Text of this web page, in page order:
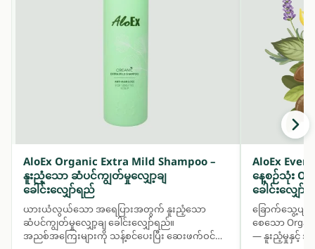
AloEx Organic Extra Mild Shampoo –
နူးညံ့သော ဆံပင်ကျွတ်မှုလျှော့ချ
ခေါင်းလျှော်ရည်
ယားယံလွယ်သော အရေပြားအတွက် နူးညံ့သော
ဆံပင်ကျွတ်မှုလျှော့ချ ခေါင်းလျှော်ရည်။
အညစ်အကြေးများကို သန့်စင်ပေးပြီး ဆေးဖက်ဝင်
AloEx
နေ့စဉ်သုံး
ခေါင်းလျှော်
ခြောက်သွေ့ပ
စေသော
— နူးညံ့မှုနှင့်